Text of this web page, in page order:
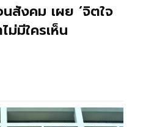
สังคม เผย ‘จิตใจ
ม่มีใครเห็น